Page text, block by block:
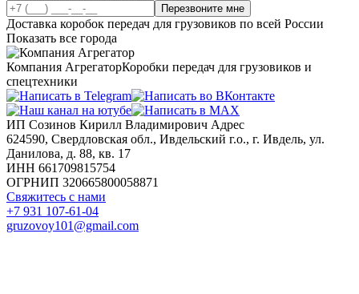
Перезвоните мне
Доставка коробок передач для грузовиков по всей России
Показать все города
Компания АгрегаторКоробки передач для грузовиков и
спецтехники
ИП Созинов Кирилл Владимирович Адрес
624590, Свердловская обл., Ивдельский г.о., г. Ивдель, ул.
Данилова, д. 88, кв. 17
ИНН 661709815754
ОГРНИП 320665800058871
Свяжитесь с нами
+7 931 107-61-04
gruzovoy101@gmail.com